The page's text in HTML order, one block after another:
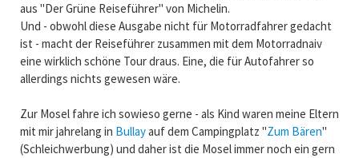
aus "Der Grüne Reiseführer" von Michelin.
Und - obwohl diese Ausgabe nicht für Motorradfahrer gedacht
ist - macht der Reiseführer zusammen mit dem Motorradnaiv
eine wirklich schöne Tour draus. Eine, die für Autofahrer so
allerdings nichts gewesen wäre.
Zur Mosel fahre ich sowieso gerne - als Kind waren meine Eltern
mit mir jahrelang in Bullayauf dem Campingplatz "Zum Bären"
(Schleichwerbung) und daher ist die Mosel immer noch ein gern